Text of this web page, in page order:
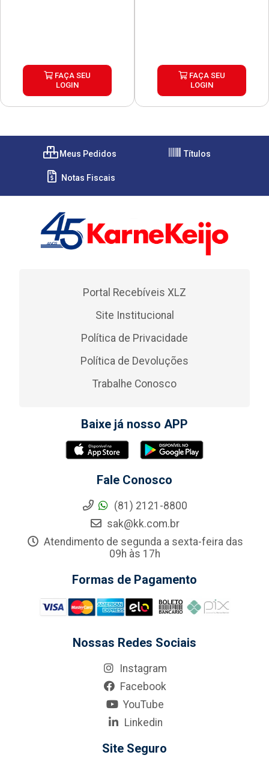
FAÇA SEU
LOGIN
FAÇA SEU
LOGIN
Meus Pedidos Títulos
Notas Fiscais
Portal Recebíveis XLZ
Site Institucional
Política de Privacidade
Política de Devoluções
Trabalhe Conosco
Baixe já nosso APP
Fale Conosco
(81) 2121-8800
sak@kk.com.br
Atendimento de segunda a sexta-feira das
09h às 17h
Formas de Pagamento
Nossas Redes Sociais
Instagram
Facebook
YouTube
Linkedin
Site Seguro